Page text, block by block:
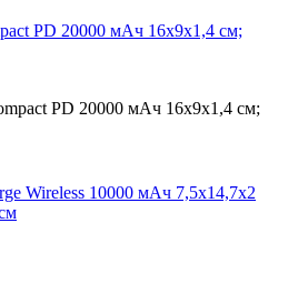
PD 20000 мAч 16x9x1,4 см;